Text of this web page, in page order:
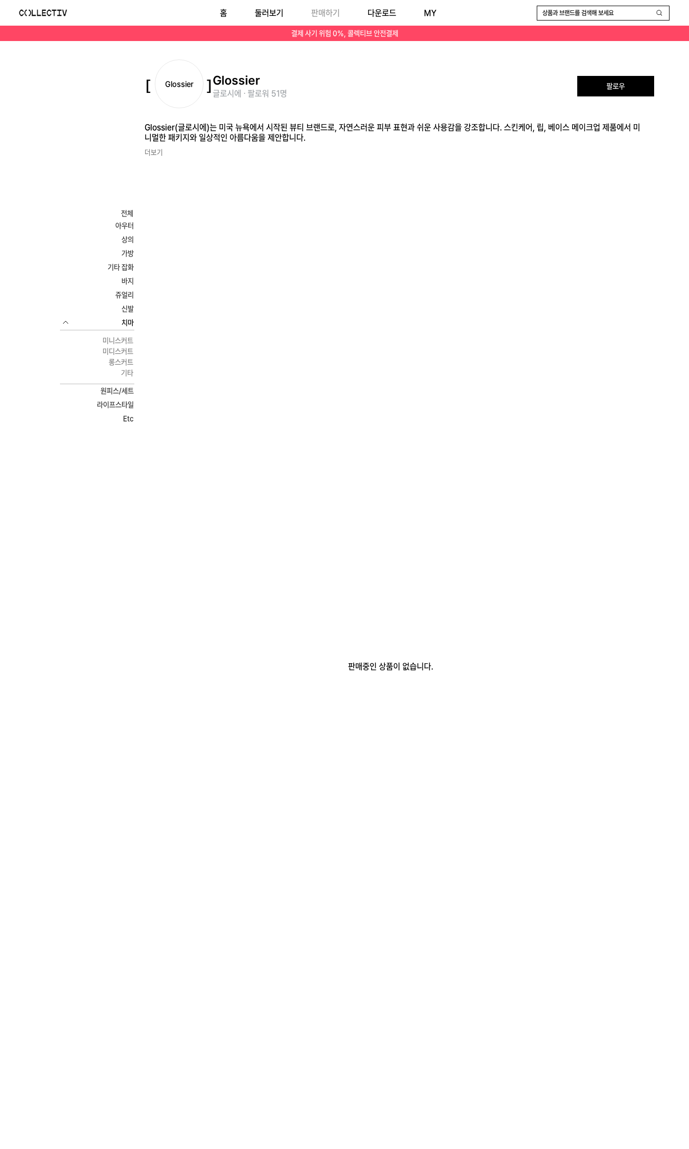
Glossier(글로시에)는 미국 뉴욕에서 시작된 뷰티 브랜드로, 자연스러운 피부 표현과 쉬운 사용감을 강조합니다. 스킨케어, 립, 베이스 메이크업 제품에서 미니멀한 패키지와 일상적인 아름다움을 제안합니다.
결제 사기 위험 0%, 콜렉티브 안전결제
홈 둘러보기 판매하기 다운로드 MY 상품과 브랜드를 검색해 보세요
Glossier Glossier
글로시에 · 팔로워 51명
팔로우
Glossier(글로시에)는 미국 뉴욕에서 시작된 뷰티 브랜드로, 자연스러운 피부 표현과 쉬운 사용감을 강조합니다. 스킨케어, 립, 베이스 메이크업 제품에서 미
니멀한 패키지와 일상적인 아름다움을 제안합니다.
더보기
전체
아우터
상의
가방
기타 잡화
바지
쥬얼리
신발
치마
미니스커트
미디스커트
롱스커트
기타
원피스/세트
라이프스타일
Etc
판매중인 상품이 없습니다.